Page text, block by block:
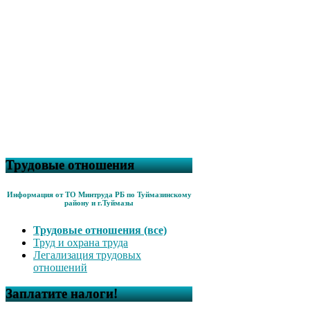
Трудовые отношения
Информация от ТО Минтруда РБ по Туймазинскому
району и г.Туймазы
Трудовые отношения (все)
Труд и охрана труда
Легализация трудовых
отношений
Заплатите налоги!